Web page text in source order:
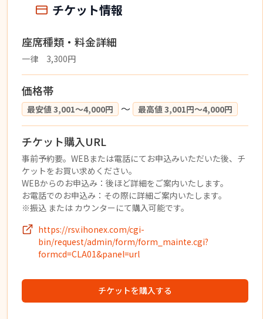
チケット情報
座席種類・料金詳細
一律 3,300円
価格帯
最安値 3,001〜4,000円 〜 最高値 3,001円〜4,000円
チケット購入URL
事前予約要。WEBまたは電話にてお申込みいただいた後、チ
ケットをお買い求めください。
WEBからのお申込み：後ほど詳細をご案内いたします。
お電話でのお申込み：その際に詳細ご案内いたします。
※振込 または カウンターにて購入可能です。
https://rsv.ihonex.com/cgi-
bin/request/admin/form/form_mainte.cgi?
formcd=CLA01&panel=url
チケットを購入する